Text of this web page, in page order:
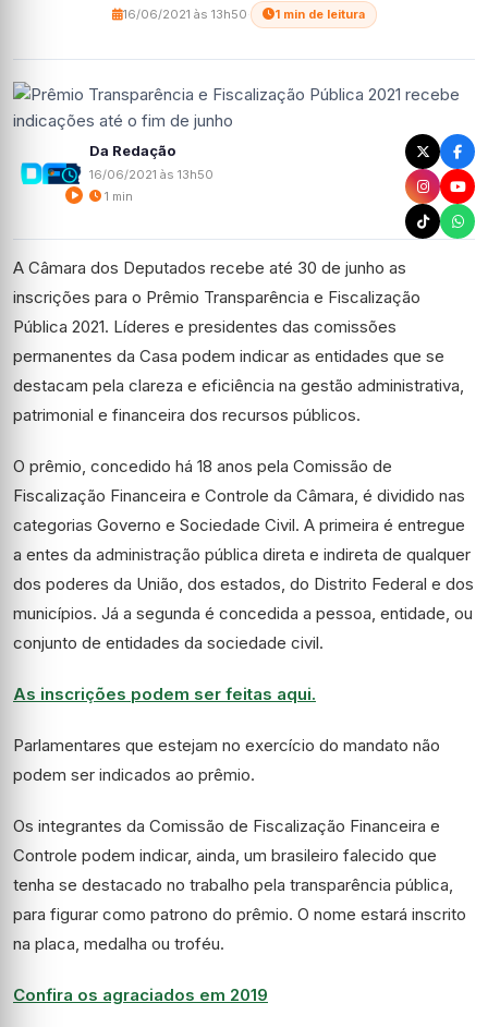
16/06/2021 às 13h50 1 min de leitura
Da Redação
16/06/2021 às 13h50
1 min
A Câmara dos Deputados recebe até 30 de junho as
inscrições para o Prêmio Transparência e Fiscalização
Pública 2021. Líderes e presidentes das comissões
permanentes da Casa podem indicar as entidades que se
destacam pela clareza e eficiência na gestão administrativa,
patrimonial e financeira dos recursos públicos.
O prêmio, concedido há 18 anos pela Comissão de
Fiscalização Financeira e Controle da Câmara, é dividido nas
categorias Governo e Sociedade Civil. A primeira é entregue
a entes da administração pública direta e indireta de qualquer
dos poderes da União, dos estados, do Distrito Federal e dos
municípios. Já a segunda é concedida a pessoa, entidade, ou
conjunto de entidades da sociedade civil.
As inscrições podem ser feitas aqui.
Parlamentares que estejam no exercício do mandato não
podem ser indicados ao prêmio.
Os integrantes da Comissão de Fiscalização Financeira e
Controle podem indicar, ainda, um brasileiro falecido que
tenha se destacado no trabalho pela transparência pública,
para figurar como patrono do prêmio. O nome estará inscrito
na placa, medalha ou troféu.
Confira os agraciados em 2019